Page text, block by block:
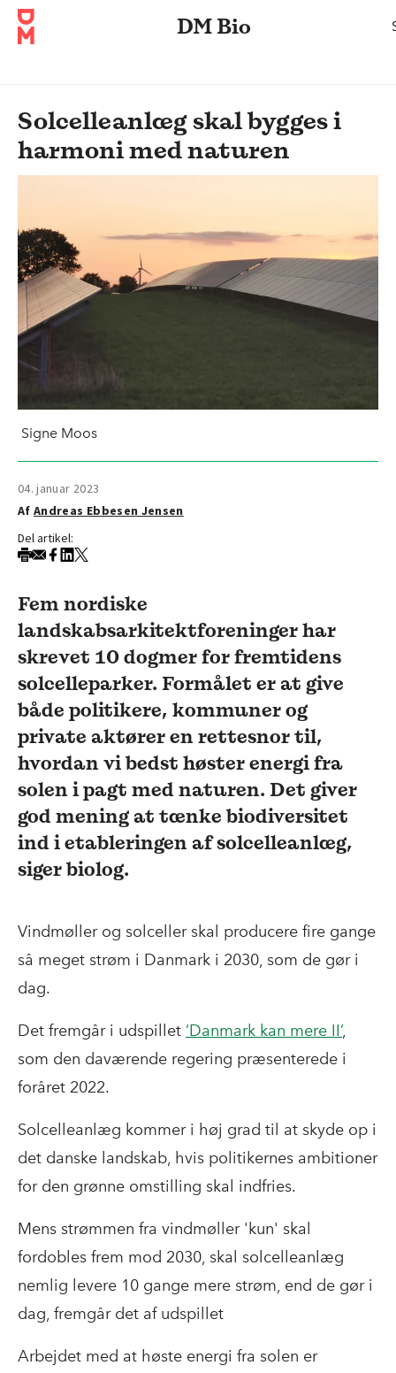
DM Bio
Solcelleanlæg skal bygges i
harmoni med naturen
Signe Moos
04. januar 2023
AfAndreas Ebbesen Jensen
Del artikel:
Fem nordiske
landskabsarkitektforeninger har
skrevet 10 dogmer for fremtidens
solcelleparker. Formålet er at give
både politikere, kommuner og
private aktører en rettesnor til,
hvordan vi bedst høster energi fra
solen i pagt med naturen. Det giver
god mening at tænke biodiversitet
ind i etableringen af solcelleanlæg,
siger biolog.
Vindmøller og solceller skal producere fire gange
så meget strøm i Danmark i 2030, som de gør i
dag.
Det fremgår i udspillet ‘Danmark kan mere II’,
som den daværende regering præsenterede i
foråret 2022.
Solcelleanlæg kommer i høj grad til at skyde op i
det danske landskab, hvis politikernes ambitioner
for den grønne omstilling skal indfries.
Mens strømmen fra vindmøller 'kun' skal
fordobles frem mod 2030, skal solcelleanlæg
nemlig levere 10 gange mere strøm, end de gør i
dag, fremgår det af udspillet
Arbejdet med at høste energi fra solen er